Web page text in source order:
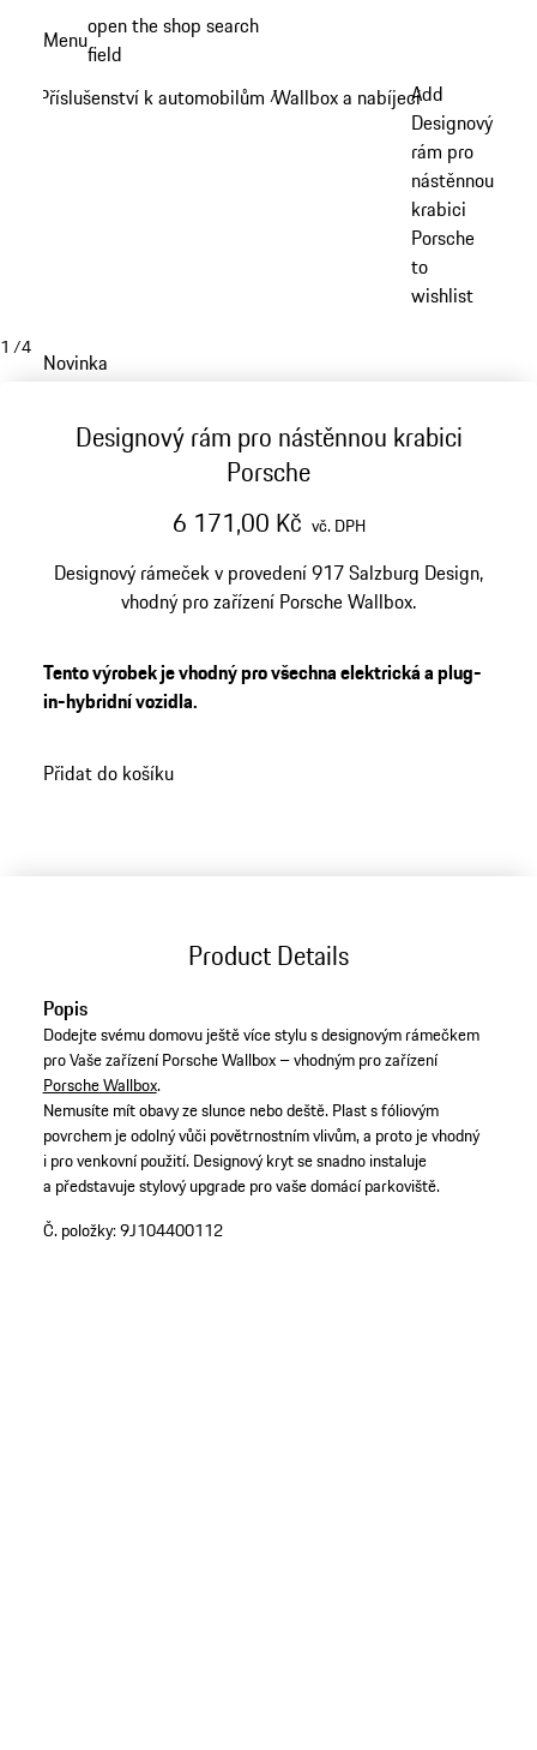
obsahu
Menuopen the shop search
field
Příslušenství k automobilům /Wallbox a nabíjecí zařízení
Add
Designový
rám pro
nástěnnou
krabici
Porsche
to
wishlist
1 /4
Novinka
Designový rám pro nástěnnou krabici
Porsche
6 171,00 Kč vč. DPH
Designový rámeček v provedení 917 Salzburg Design,
vhodný pro zařízení Porsche Wallbox.
Tento výrobek je vhodný pro všechna elektrická a plug-
in-hybridní vozidla.
Přidat do košíku
Product Details
Popis
Dodejte svému domovu ještě více stylu s designovým rámečkem
pro Vaše zařízení Porsche Wallbox – vhodným pro zařízení
Porsche Wallbox.
Nemusíte mít obavy ze slunce nebo deště. Plast s fóliovým
povrchem je odolný vůči povětrnostním vlivům, a proto je vhodný
i pro venkovní použití. Designový kryt se snadno instaluje
a představuje stylový upgrade pro vaše domácí parkoviště.
Č. položky:9J104400112